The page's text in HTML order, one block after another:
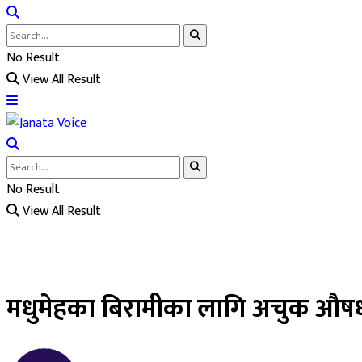
No Result
View All Result
No Result
View All Result
मधुमेहका बिरामीका लागि अचुक